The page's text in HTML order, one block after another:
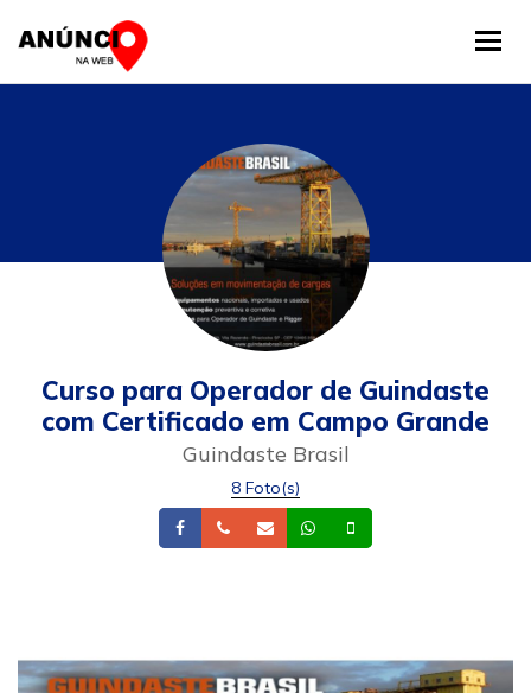
Curso para Operador de Guindaste
com Certificado em Campo Grande
Guindaste Brasil
8 Foto(s)
FacebookTelefoneEmail Whatsapp